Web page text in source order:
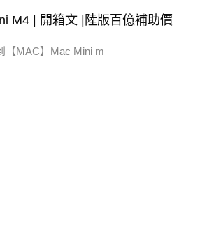
M4 | 開箱文 |陸版百億補助價
【MAC】Mac Mini m